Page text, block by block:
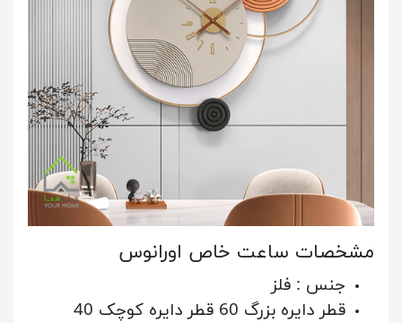
مشخصات ساعت خاص اورانوس
جنس : فلز
قطر دایره بزرگ 60 قطر دایره کوچک 40